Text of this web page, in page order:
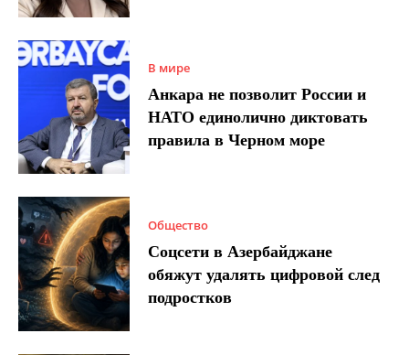
В мире
Анкара не позволит России и
НАТО единолично диктовать
правила в Черном море
Общество
Соцсети в Азербайджане
обяжут удалять цифровой след
подростков